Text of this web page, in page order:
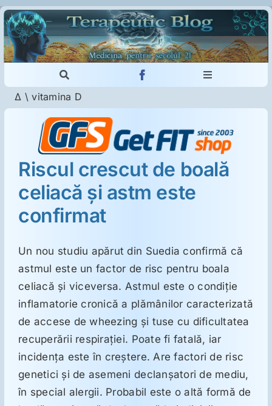
Skip
to
content
Toggle
Navigation
Cautare...
Toggle
Imunologie
Dermatologie
Psihiatrie
Neurologie
Intoleranţa la gluten
Suplimente
Reumatologie
Ginecologie
Δ \ vitamina D
Riscul crescut de boală
celiacă şi astm este
confirmat
Un nou studiu apărut din Suedia confirmă că
astmul este un factor de risc pentru boala
celiacă şi viceversa. Astmul este o condiţie
inflamatorie cronică a plămânilor caracterizată
de accese de wheezing şi tuse cu dificultatea
recuperării respiraţiei. Poate fi fatală, iar
incidenţa este în creştere. Are factori de risc
genetici şi de asemeni declanşatori de mediu,
în special alergii. Probabil este o altă formă de